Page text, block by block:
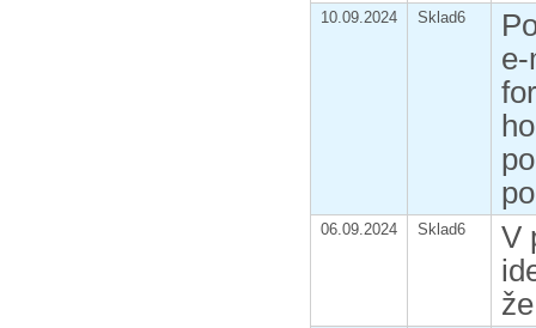
10.09.2024 Sklad6
06.09.2024 Sklad6
V